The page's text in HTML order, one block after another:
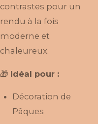
contrastes pour un
rendu à la fois
moderne et
chaleureux.
🎁 Idéal pour :
Décoration de
Pâques